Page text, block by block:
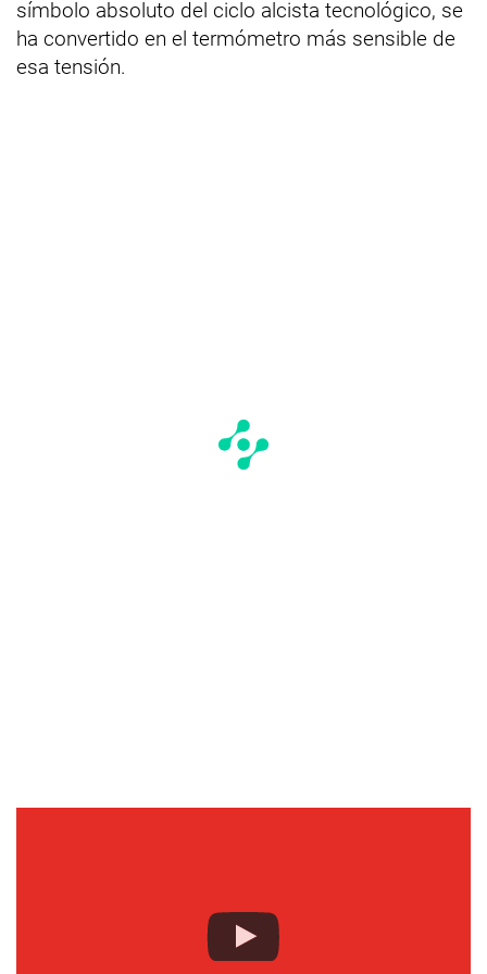
símbolo absoluto del ciclo alcista tecnológico, se
ha convertido en el termómetro más sensible de
esa tensión.